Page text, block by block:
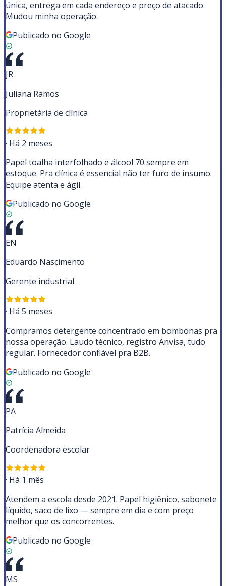
única, entrega em cada endereço e preço de atacado.
Mudou minha operação.
Publicado no Google
JR
Juliana Ramos
Proprietária de clínica
· Há 2 meses
Papel toalha interfolhado e álcool 70 sempre em
estoque. Pra clínica é essencial não ter furo de insumo.
Equipe atenta e ágil.
Publicado no Google
EN
Eduardo Nascimento
Gerente industrial
· Há 5 meses
Compramos detergente concentrado em bombonas pra
nossa operação. Laudo técnico, registro Anvisa, tudo
regular. Fornecedor confiável pra B2B.
Publicado no Google
PA
Patrícia Almeida
Coordenadora escolar
· Há 1 mês
Atendem a escola desde 2021. Papel higiênico, sabonete
líquido, saco de lixo — sempre em dia e com preço
melhor que os concorrentes.
Publicado no Google
MS